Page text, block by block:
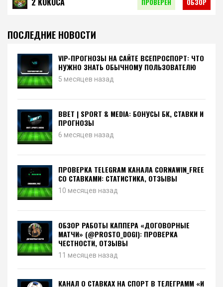
ПРОВЕРЕН ОБЗОР
ПОСЛЕДНИЕ НОВОСТИ
VIP-ПРОГНОЗЫ НА САЙТЕ ВСЕПРОСПОРТ: ЧТО
НУЖНО ЗНАТЬ ОБЫЧНОМУ ПОЛЬЗОВАТЕЛЮ
5 месяцев назад
BBET | SPORT & MEDIA: БОНУСЫ БК, СТАВКИ И
ПРОГНОЗЫ
6 месяцев назад
ПРОВЕРКА TELEGRAM КАНАЛА CORNAWIN_FREE
СО СТАВКАМИ: СТАТИСТИКА, ОТЗЫВЫ
10 месяцев назад
ОБЗОР РАБОТЫ КАППЕРА «ДОГОВОРНЫЕ
МАТЧИ» (@PROSTO_DOGI): ПРОВЕРКА
ЧЕСТНОСТИ, ОТЗЫВЫ
11 месяцев назад
КАНАЛ О СТАВКАХ НА СПОРТ В ТЕЛЕГРАММ «И